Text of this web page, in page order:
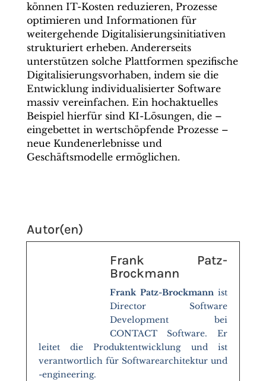
können IT-Kosten reduzieren, Prozesse
optimieren und Informationen für
weitergehende Digitalisierungsinitiativen
strukturiert erheben. Andererseits
unterstützen solche Plattformen spezifische
Digitalisierungsvorhaben, indem sie die
Entwicklung individualisierter Software
massiv vereinfachen. Ein hochaktuelles
Beispiel hierfür sind KI-Lösungen, die –
eingebettet in wertschöpfende Prozesse –
neue Kundenerlebnisse und
Geschäftsmodelle ermöglichen.
Autor(en)
Frank Patz-
Brockmann
Frank Patz-Brockmannist
Director Software
Development bei
CONTACT Software. Er
leitet die Produktentwicklung und ist
verantwortlich für Softwarearchitektur und
-engineering.